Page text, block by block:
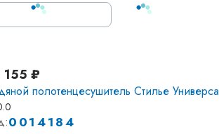
155 ₽
полотенцесушитель Стилье
0014184